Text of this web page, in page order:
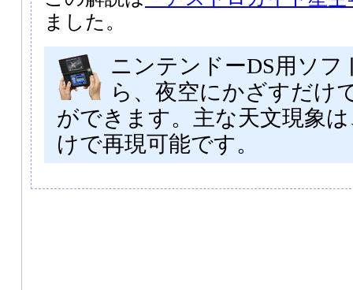
ました。
ニンテンドーDS用ソフ
ら、夜空にかざすだけ
ができます。主な天文現象
けで再現可能です。